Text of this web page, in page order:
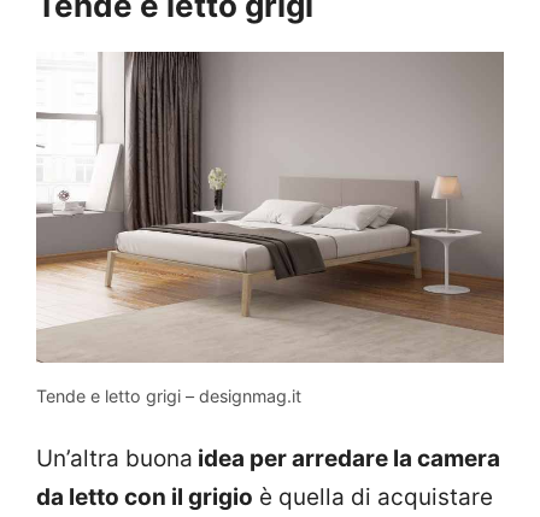
Tende e letto grigi – designmag.it
Un’altra buona idea per arredare la camera
da letto con il grigio è quella di acquistare